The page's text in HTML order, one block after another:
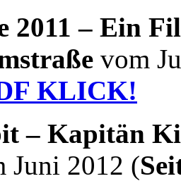
2011 – Ein
vom
KLICK!
– Kapitän
Juni 2012 (